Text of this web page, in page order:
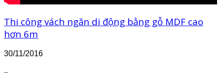
Thi công vách ngăn di động bằng gỗ MDF cao
hơn 6m
30/11/2016
..